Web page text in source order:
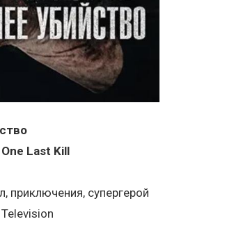
Last Kill
приключения, супергерой